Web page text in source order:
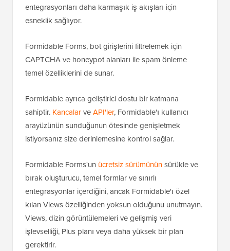
entegrasyonları daha karmaşık iş akışları için
esneklik sağlıyor.
Formidable Forms, bot girişlerini filtrelemek için
CAPTCHA ve honeypot alanları ile spam önleme
temel özelliklerini de sunar.
Formidable ayrıca geliştirici dostu bir katmana
sahiptir. KancalarveAPI'ler, Formidable'ı kullanıcı
arayüzünün sunduğunun ötesinde genişletmek
istiyorsanız size derinlemesine kontrol sağlar.
Formidable Forms'un ücretsiz sürümününsürükle ve
bırak oluşturucu, temel formlar ve sınırlı
entegrasyonlar içerdiğini, ancak Formidable'ı özel
kılan Views özelliğinden yoksun olduğunu unutmayın.
Views, dizin görüntülemeleri ve gelişmiş veri
işlevselliği, Plus planı veya daha yüksek bir plan
gerektirir.